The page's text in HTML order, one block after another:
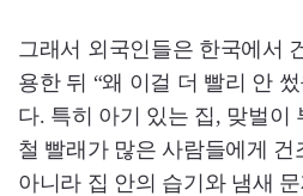
그래서 외국인들은 한국에서
용한 뒤 “왜 이걸 더 빨리 안
다. 특히 아기 있는 집, 맞벌이
철 빨래가 많은 사람들에게 건
아니라 집 안의 습기와 냄새